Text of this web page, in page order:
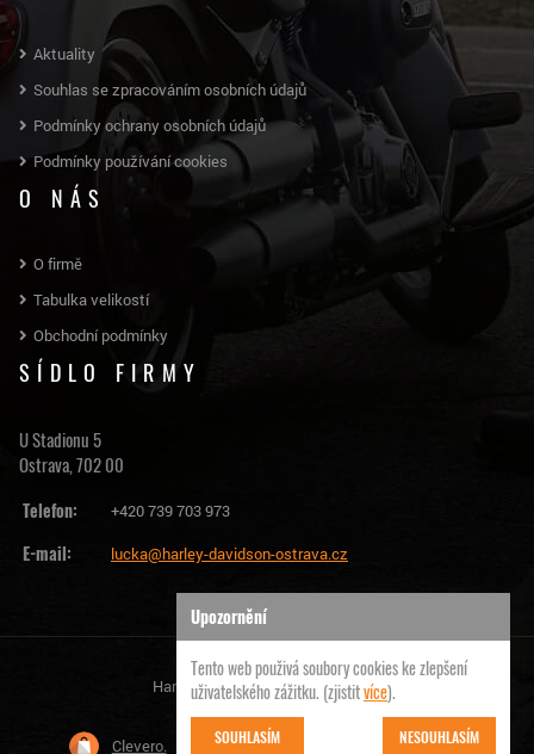
Aktuality
Souhlas se zpracováním osobních údajů
Podmínky ochrany osobních údajů
Podmínky používání cookies
O NÁS
O firmě
Tabulka velikostí
Obchodní podmínky
SÍDLO FIRMY
U Stadionu 5
Ostrava, 702 00
Telefon:
+420 739 703 973
E-mail: lucka@harley-davidson-ostrava.cz
Harley Davidson Ostrava | © 2026
Clevero. Chytrý eshop na míru, který Vás nezklame
Upozornění
Tento web použivá soubory cookies ke zlepšení
uživatelského zážitku. (zjistitvíce).
SOUHLASÍM NESOUHLASÍM